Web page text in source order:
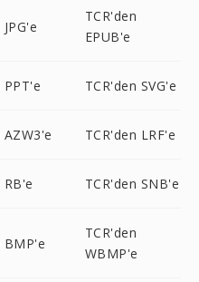
TCR'den
EPUB'e
PPT'e TCR'den SVG'e
AZW3'e TCR'den LRF'e
RB'e TCR'den SNB'e
BMP'e
TCR'den
WBMP'e